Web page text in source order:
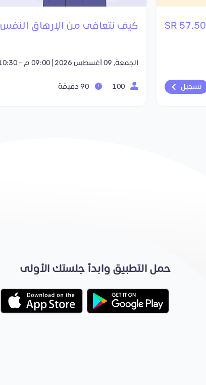
57.50 SR
تسجيل
كيف نتعافى من الإرهاق النفس
الجمعة, 09 أغسطس 2026 | 09:00 م - 10:30 م
حمل التطبيق وابدأ جلستك الأولى